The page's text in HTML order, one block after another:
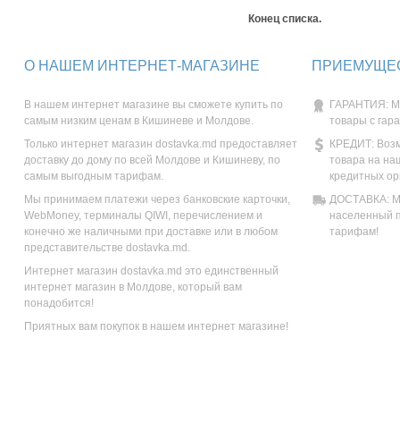
Конец списка.
О НАШЕМ ИНТЕРНЕТ-МАГАЗИНЕ
В нашем интернет магазине вы сможете купить по
самым низким ценам в Кишиневе и Молдове.
Только интернет магазин dostavka.md предоставляет
доставку до дому по всей Молдове и Кишиневу, по
самым выгодным тарифам.
Мы принимаем платежи через банковские карточки,
WebMoney, терминалы QIWI, перечислением и
конечно же наличными при доставке или в любом
представительстве dostavka.md.
Интернет магазин dostavka.md это единственный
интернет магазин в Молдове, который вам
понадобится!
Приятных вам покупок в нашем интернет магазине!
ГАРАНТИЯ:
товары с
КРЕДИТ:
товара на
кредитных
ДОСТАВКА:
населенный
тарифам!